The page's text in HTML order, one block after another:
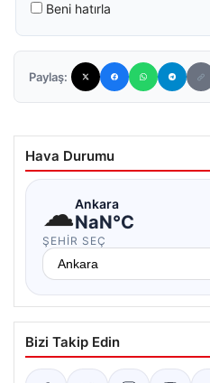
Beni hatırla
Paylaş:
Hava Durumu
☁Ankara
NaN°C
ŞEHIR SEÇ
Bizi Takip Edin